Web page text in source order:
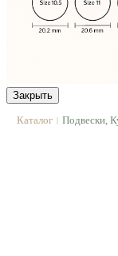
Закрыть
Каталог | Подвески,